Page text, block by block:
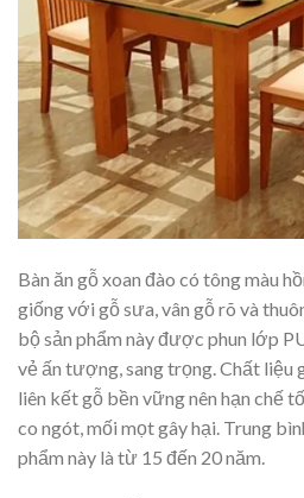
Bàn ăn gỗ xoan đào có tông màu
giống với gỗ sưa, vân gỗ rõ và
bộ sản phẩm này được phun lớp
vẻ ấn tượng, sang trọng. Chất liệu
liên kết gỗ bền vững nên hạn chế
co ngót, mối mọt gây hại. Trung
phẩm này là từ 15 đến 20 năm.